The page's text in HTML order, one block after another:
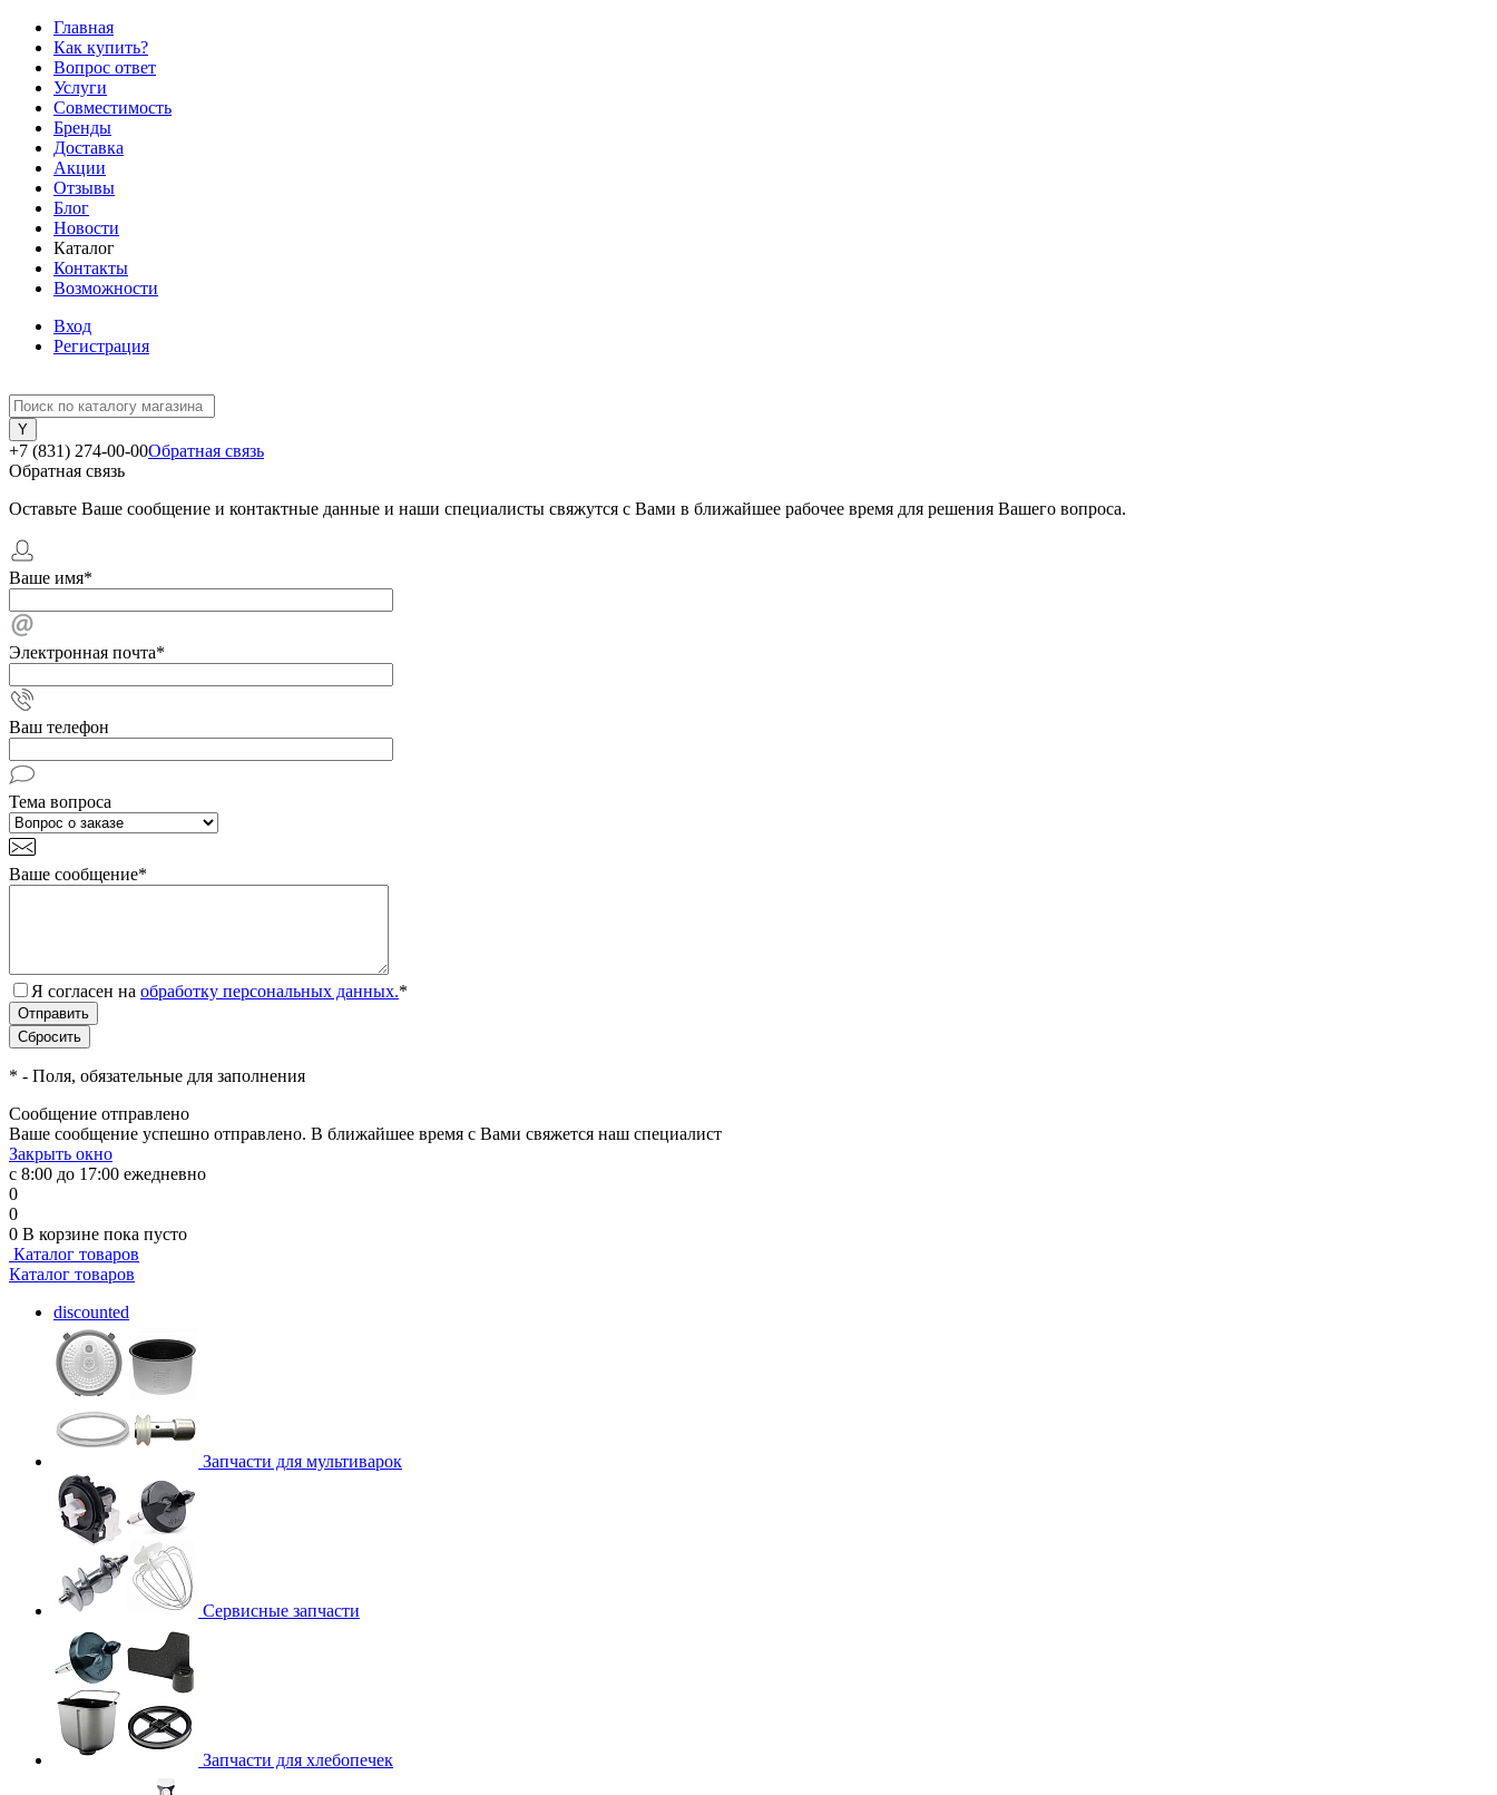
Главная
Как купить?
Вопрос ответ
Услуги
Совместимость
Бренды
Доставка
Акции
Отзывы
Блог
Новости
Каталог
Контакты
Возможности
Вход
Регистрация
+7 (831) 274-00-00Обратная связь
Обратная связь
Оставьте Ваше сообщение и контактные данные и наши специалисты свяжутся с Вами в ближайшее рабочее время для решения Вашего вопроса.
Ваше имя*
Электронная почта*
Ваш телефон
Тема вопроса
Ваше сообщение*
Я согласен на обработку персональных данных.*
* - Поля, обязательные для заполнения
Сообщение отправлено
Ваше сообщение успешно отправлено. В ближайшее время с Вами свяжется наш специалист
Закрыть окно
с 8:00 до 17:00 ежедневно
0
0
0 В корзине пока пусто
Каталог товаров
Каталог товаров
discounted
Запчасти для мультиварок
Сервисные запчасти
Запчасти для хлебопечек